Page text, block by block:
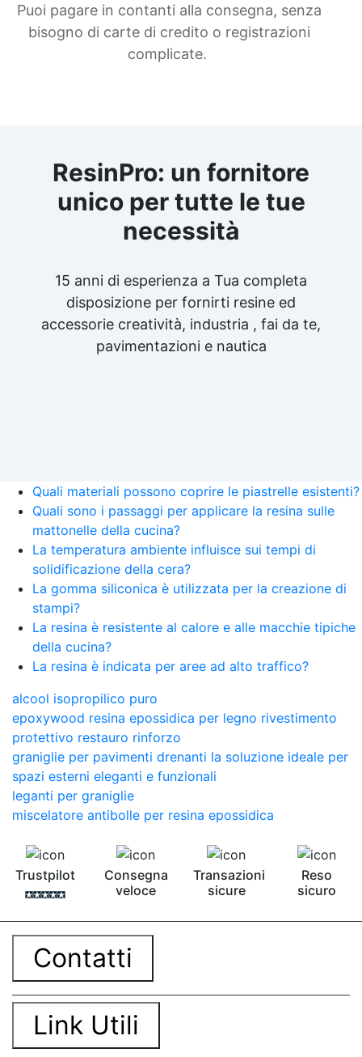
Puoi pagare in contanti alla consegna, senza
bisogno di carte di credito o registrazioni
complicate.
ResinPro: un fornitore
unico per tutte le tue
necessità
15 anni di esperienza a Tua completa
disposizione per fornirti resine ed
accessorie creatività, industria , fai da te,
pavimentazioni e nautica
Quali materiali possono coprire le piastrelle esistenti?
Quali sono i passaggi per applicare la resina sulle
mattonelle della cucina?
La temperatura ambiente influisce sui tempi di
solidificazione della cera?
La gomma siliconica è utilizzata per la creazione di
stampi?
La resina è resistente al calore e alle macchie tipiche
della cucina?
La resina è indicata per aree ad alto traffico?
alcool isopropilico puro
epoxywood resina epossidica per legno rivestimento
protettivo restauro rinforzo
graniglie per pavimenti drenanti la soluzione ideale per
spazi esterni eleganti e funzionali
leganti per graniglie
miscelatore antibolle per resina epossidica
Trustpilot
Consegna
veloce
Transazioni
sicure
Reso
sicuro
Contatti
Link Utili